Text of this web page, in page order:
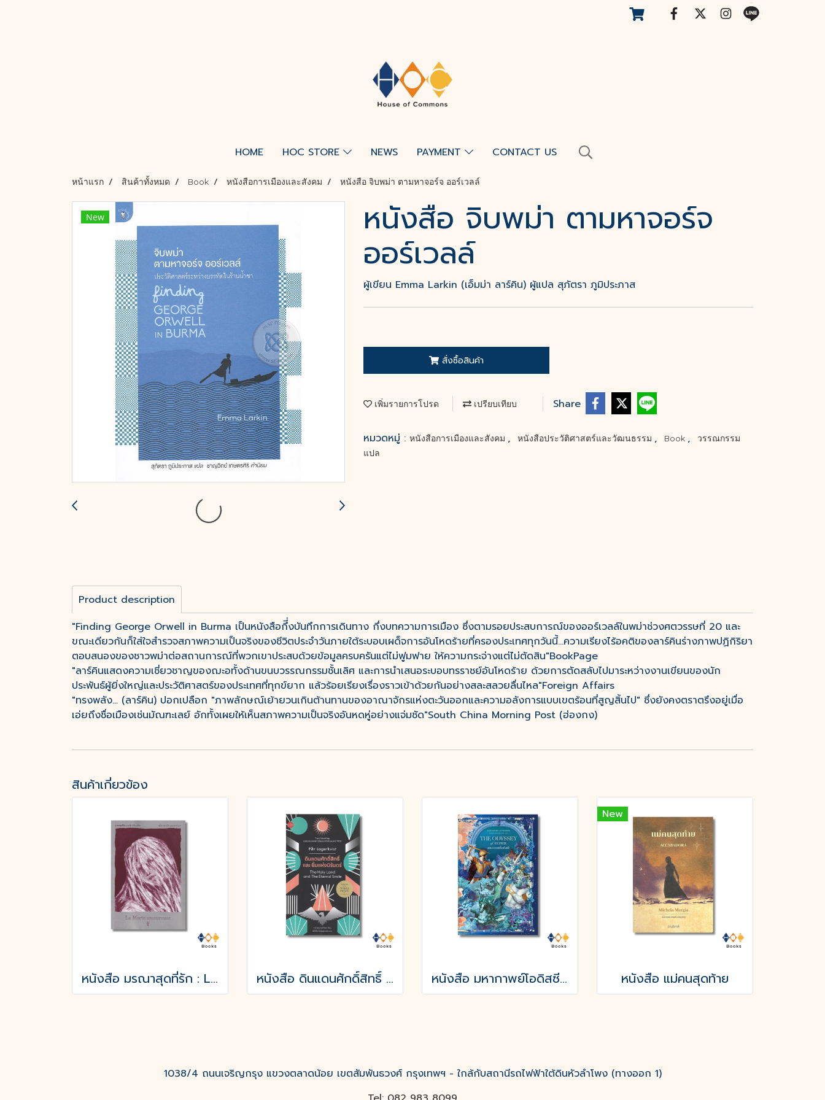
HOME HOC STORE NEWS PAYMENT CONTACT US
หน้าแรก สินค้าทั้งหมด Book หนังสือการเมืองและสังคม หนังสือ จิบพม่า ตามหาจอร์จ ออร์เวลล์
New หนังสือ จิบพม่า ตามหาจอร์จ
ออร์เวลล์
ผู้เขียน Emma Larkin (เอ็มม่า ลาร์คิน) ผู้แปล สุภัตรา ภูมิประภาส
สั่งซื้อสินค้า
เพิ่มรายการโปรด เปรียบเทียบ Share
หมวดหมู่ : หนังสือการเมืองและสังคม , หนังสือประวัติศาสตร์และวัฒนธรรม , Book ,
วรรณกรรม
แปล
Product description
"Finding George Orwell in Burma เป็นหนังสือกึี่งบันทึกการเดินทาง กึ่งบทความการเมือง ซึ่งตามรอยประสบการณ์ของออร์เวลล์ในพม่าช่วงศตวรรษที่ 20 และ
ขณะเดียวกันก็ใส่ใจสำรวจสภาพความเป็นจริงของชีวิตประจำวันภายใต้ระบอบเผด็จการอันโหดร้ายที่ครองประเทศทุกวันนี้...ความเรียงไร้อคติของลาร์คินร่างภาพปฏิกิริยา
ตอบสนองของชาวพม่าต่อสถานการณ์ที่พวกเขาประสบด้วยข้อมูลครบครันแต่ไม่ฟูมฟาย ให้ความกระจ่างแต่ไม่ตัดสิน"BookPage
"ลาร์คินแสดงความเชี่ยวชาญของฌะอทั้งด้านขนบวรรณกรรมชั้นเลิศ และการนำเสนอระบอบทรราชย์อันโหดร้าย ด้วยการตัดสลับไปมาระหว่างงานเขียนของนัก
ประพันธ์ผู้ยิ่งใหญ่และประวัติศาสตร์ของประเทศที่ทุกข์ยาก แล้วร้อยเรียงเรื่องราวเข้าด้วยกันอย่างสละสลวยลื่นไหล"Foreign Affairs
"ทรงพลัง... (ลาร์คิน) ปอกเปลือก "ภาพลักษณ์เย้ายวนเกินต้านทานของอาณาจักรแห่งตะวันออกและความอลังการแบบเขตร้อนที่สูญสิ้นไป" ซึ่งยังคงตราตรึงอยู่เมื่อ
เอ่ยถึงชื่อเมืองเช่นมัณฑะเลย์ อักทั้งเผยให้เห็นสภาพความเป็นจริงอันหดหู่อย่างแจ่มชัด"South China Morning Post (ฮ่องกง)
สินค้าเกี่ยวข้อง
หนังสือ มรณาสุดที่รัก : La Morte amoureuse หนังสือ ดินแดนศักดิ์สิทธิ์ และ ยิ้มแห่งนิรันดร์ หนังสือ มหากาพย์โอดิสซี (The Odyssey of Homer)
New
หนังสือ แม่คนสุดท้าย
1038/4 ถนนเจริญกรุง แขวงตลาดน้อย เขตสัมพันธวงศ์ กรุงเทพฯ - ใกล้กับสถานีรถไฟฟ้าใต้ดินหัวลำโพง (ทางออก 1)